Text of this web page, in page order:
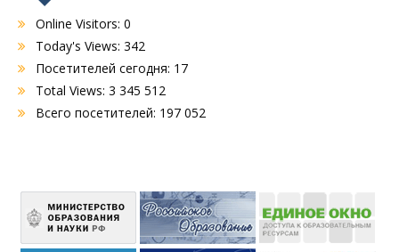
Online Visitors: 0
Today's Views: 342
Посетителей сегодня: 17
Total Views: 3 345 512
Всего посетителей: 197 052